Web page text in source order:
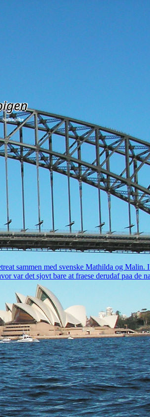
Subscribe
sammen med svenske Mathilda og Malin.
var det sjovt bare at fraese derudaf paa de